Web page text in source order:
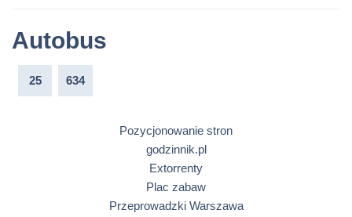
Autobus
25 634
Pozycjonowanie stron
godzinnik.pl
Extorrenty
Plac zabaw
Przeprowadzki Warszawa